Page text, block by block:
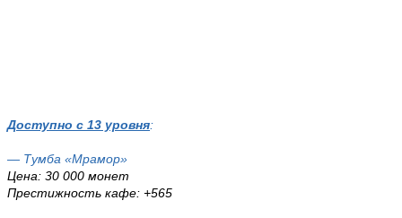
Доступно с 13 уровня:
— Тумба «Мрамор»
Цена: 30 000 монет
Престижность кафе: +565